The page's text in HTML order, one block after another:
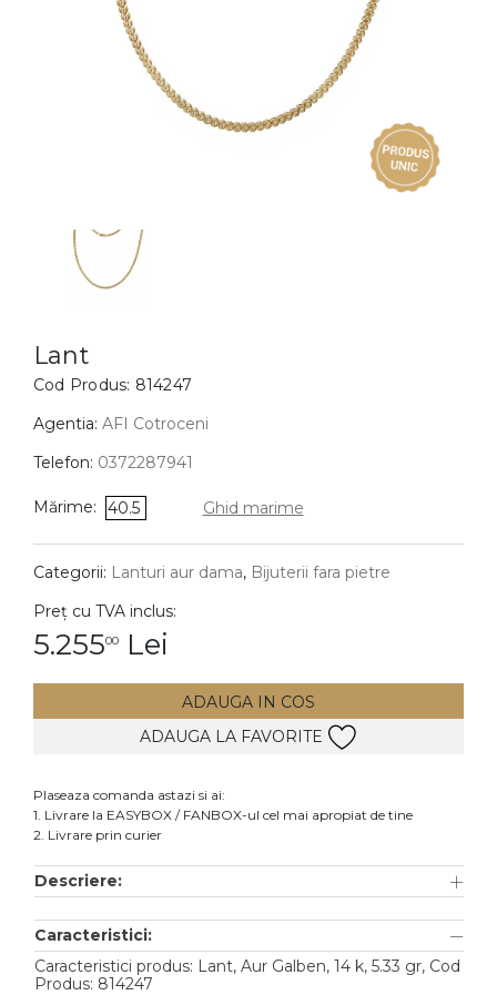
BIJUTERII COPII
Cercei
Bratari
Coliere
Lanturi
Pandantive
DIAMANTE Vezi toate
Cercei
Accesorii
Aur alb
Aur roz
Lant
Cod Produs: 814247
Agentia: AFI Cotroceni
Telefon: 0372287941
Mărime: 40.5 Ghid marime
Categorii: Lanturi aur dama, Bijuterii fara pietre
Preț cu TVA inclus:
5.25500 Lei
ADAUGA IN COS
ADAUGA LA FAVORITE
Plaseaza comanda astazi si ai:
1. Livrare la EASYBOX / FANBOX-ul cel mai apropiat de tine
2. Livrare prin curier
Descriere:
Caracteristici:
Caracteristici produs: Lant, Aur Galben, 14 k, 5.33 gr, Cod
Produs: 814247